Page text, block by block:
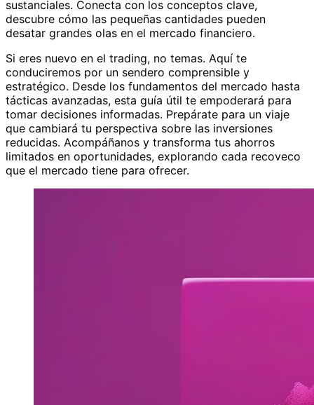
sustanciales. Conecta con los conceptos clave,
descubre cómo las pequeñas cantidades pueden
desatar grandes olas en el mercado financiero.
Si eres nuevo en el trading, no temas. Aquí te
conduciremos por un sendero comprensible y
estratégico. Desde los fundamentos del mercado hasta
tácticas avanzadas, esta guía útil te empoderará para
tomar decisiones informadas. Prepárate para un viaje
que cambiará tu perspectiva sobre las inversiones
reducidas. Acompáñanos y transforma tus ahorros
limitados en oportunidades, explorando cada recoveco
que el mercado tiene para ofrecer.